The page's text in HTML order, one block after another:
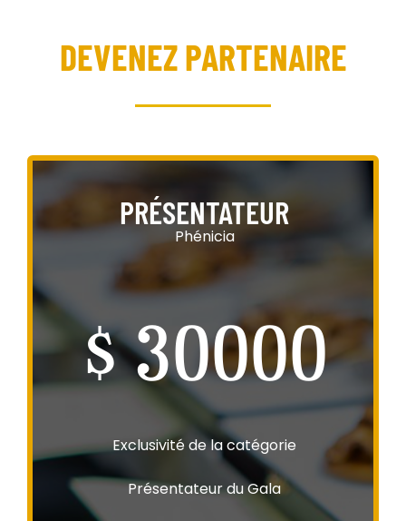
DEVENEZ PARTENAIRE
PRÉSENTATEUR
Phénicia
$ 30000
Exclusivité de la catégorie
Présentateur du Gala